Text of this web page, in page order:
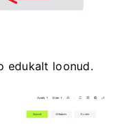
edukalt loonud.